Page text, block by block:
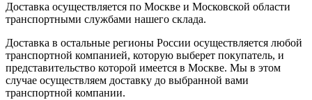
Доставка осуществляется по Москве и Московской области
транспортными службами нашего склада.
Доставка в остальные регионы России осуществляется любой
транспортной компанией, которую выберет покупатель, и
представительство которой имеется в Москве. Мы в этом
случае осуществляем доставку до выбранной вами
транспортной компании.